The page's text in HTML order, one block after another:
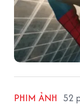
PHIM ẢNH 52